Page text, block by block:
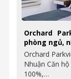
Orchard
phòng ngủ,
Orchard
Nhuận Căn
100%,…